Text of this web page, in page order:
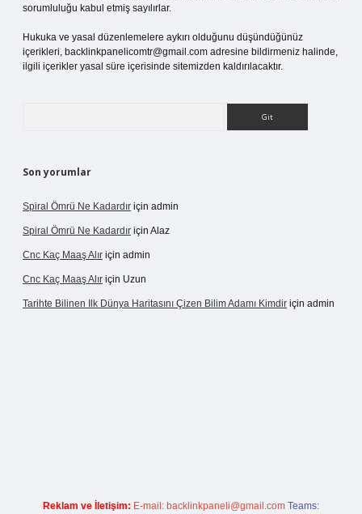
sorumluluğu kabul etmiş sayılırlar.
Hukuka ve yasal düzenlemelere aykırı olduğunu düşündüğünüz
içerikleri, backlinkpanelicomtr@gmail.com adresine bildirmeniz halinde,
ilgili içerikler yasal süre içerisinde sitemizden kaldırılacaktır.
Son yorumlar
Spiral Ömrü Ne Kadardır için admin
Spiral Ömrü Ne Kadardır için Alaz
Cnc Kaç Maaş Alır için admin
Cnc Kaç Maaş Alır için Uzun
Tarihte Bilinen Ilk Dünya Haritasını Çizen Bilim Adamı Kimdir için admin
Reklam ve İletişim: E-mail: backlinkpaneli@gmail.com Teams: